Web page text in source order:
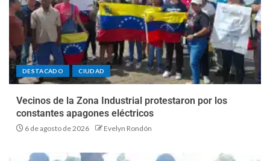
DESTACADO CIUDAD
Vecinos de la Zona Industrial protestaron por los
constantes apagones eléctricos
6 de agosto de 2026 Evelyn Rondón